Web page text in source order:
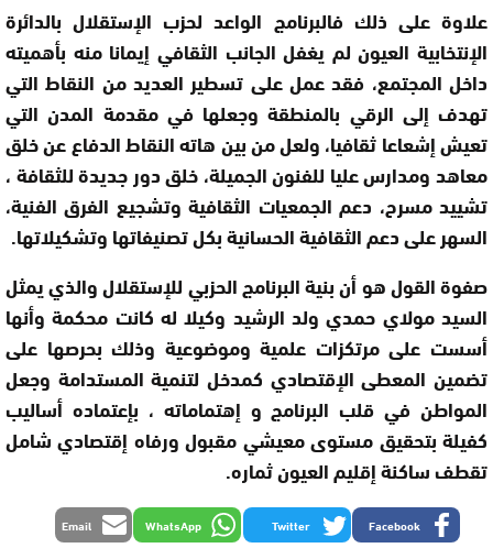
علاوة على ذلك فالبرنامج الواعد لحزب الإستقلال بالدائرة
الإنتخابية العيون لم يغفل الجانب الثقافي إيمانا منه بأهميته
داخل المجتمع، فقد عمل على تسطير العديد من النقاط التي
تهدف إلى الرقي بالمنطقة وجعلها في مقدمة المدن التي
تعيش إشعاعا ثقافيا، ولعل من بين هاته النقاط الدفاع عن خلق
معاهد ومدارس عليا للفنون الجميلة، خلق دور جديدة للثقافة ،
تشييد مسرح، دعم الجمعيات الثقافية وتشجيع الفرق الفنية،
السهر على دعم الثقافية الحسانية بكل تصنيفاتها وتشكيلاتها.
صفوة القول هو أن بنية البرنامج الحزبي للإستقلال والذي يمثل
السيد مولاي حمدي ولد الرشيد وكيلا له كانت محكمة وأنها
أسست على مرتكزات علمية وموضوعية وذلك بحرصها على
تضمين المعطى الإقتصادي كمدخل لتنمية المستدامة وجعل
المواطن في قلب البرنامج و إهتماماته ، بإعتماده أساليب
كفيلة بتحقيق مستوى معيشي مقبول ورفاه إقتصادي شامل
تقطف ساكنة إقليم العيون ثماره.
Facebook
Twitter
WhatsApp
Email